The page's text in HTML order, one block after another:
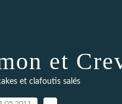
et
et clafoutis salés